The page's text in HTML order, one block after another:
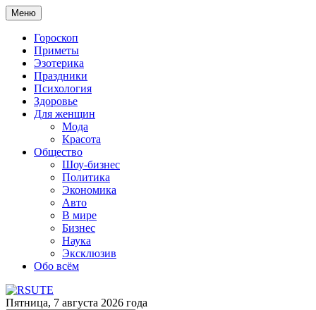
Меню
Гороскоп
Приметы
Эзотерика
Праздники
Психология
Здоровье
Для женщин
Мода
Красота
Общество
Шоу-бизнес
Политика
Экономика
Авто
В мире
Бизнес
Наука
Эксклюзив
Обо всём
Пятница, 7 августа 2026 года